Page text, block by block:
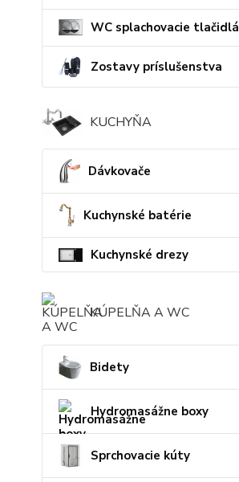
WC splachovacie tlačidlá
Zostavy príslušenstva
KUCHYŇA
Dávkovače
Kuchynské batérie
Kuchynské drezy
KÚPELŇA A WC
Bidety
Hydromasážne boxy
Sprchovacie kúty